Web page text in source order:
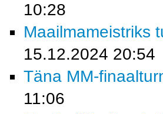
10:28
Maailmameistriks
15.12.2024 20:54
Täna MM-
11:06